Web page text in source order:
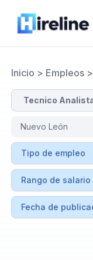
Inicio > Empleos>